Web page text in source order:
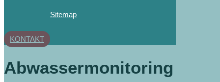
Sitemap
KONTAKT
Abwassermonitoring